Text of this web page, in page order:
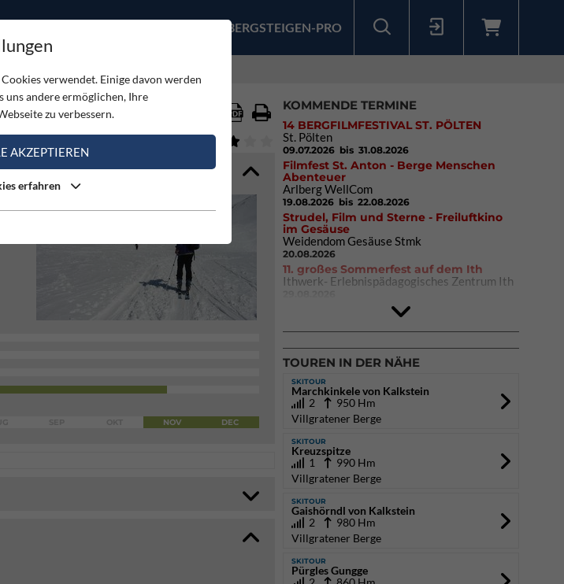
BERGSTEIGEN-PRO
NOV DEC
KOMMENDE TERMINE
14 BERGFILMFESTIVAL ST. PÖLTEN
St. Pölten
09.07.2026 bis 31.08.2026
Filmfest St. Anton - Berge Menschen
Abenteuer
Arlberg WellCom
19.08.2026 bis 22.08.2026
Strudel, Film und Sterne - Freiluftkino
im Gesäuse
Weidendom Gesäuse Stmk
20.08.2026
11. großes Sommerfest auf dem Ith
Ithwerk- Erlebnispädagogisches Zentrum Ith
DAV Kletter- & Boulderzentrum München
Süd (Thalkirchen)
TOUREN IN DER NÄHE
SKITOUR
Marchkinkele von Kalkstein
2
950 Hm
Villgratener Berge
SKITOUR
Kreuzspitze
1
990 Hm
Villgratener Berge
SKITOUR
Gaishörndl von Kalkstein
2
980 Hm
Villgratener Berge
SKITOUR
Pürgles Gungge
verwendet. Einige davon werden
uns andere ermöglichen, Ihre
zu verbessern.
AKZEPTIEREN
erfahren